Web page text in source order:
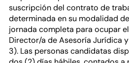
suscripción del contrato de
determinada en su modalidad
jornada completa para ocupar
Director/a de Asesoría Jurídica
3). Las personas candidatas